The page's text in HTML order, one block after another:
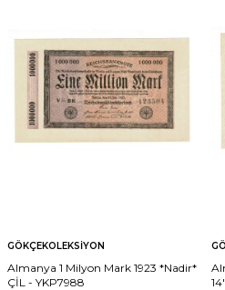
GÖKÇEKOLEKSIYON
Almanya 1 Milyon Mark 1923 *Nadir*
ÇİL - YKP7988